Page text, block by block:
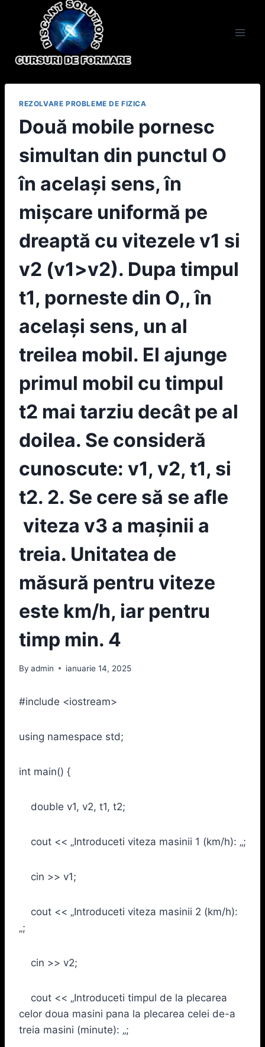
REZOLVARE PROBLEME DE FIZICA
Două mobile pornesc
simultan din punctul O
în acelaşi sens, în
mişcare uniformă pe
dreaptă cu vitezele v1 si
v2 (v1>v2). Dupa timpul
t1, porneste din O,, în
acelaşi sens, un al
treilea mobil. El ajunge
primul mobil cu timpul
t2 mai tarziu decât pe al
doilea. Se consideră
cunoscute: v1, v2, t1, si
t2. 2. Se cere să se afle
viteza v3 a maşinii a
treia. Unitatea de
măsură pentru viteze
este km/h, iar pentru
timp min. 4
By admin ianuarie 14, 2025
#include <iostream>
using namespace std;
int main() {
double v1, v2, t1, t2;
cout << „Introduceti viteza masinii 1 (km/h): „;
cin >> v1;
cout << „Introduceti viteza masinii 2 (km/h):
„;
cin >> v2;
cout << „Introduceti timpul de la plecarea
celor doua masini pana la plecarea celei de-a
treia masini (minute): „;